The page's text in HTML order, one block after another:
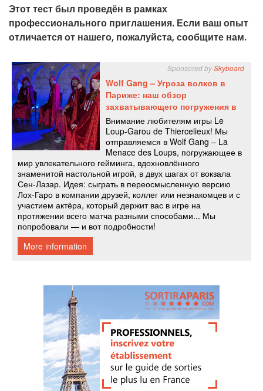
Этот тест был проведён в рамках
профессионального приглашения. Если ваш опыт
отличается от нашего, пожалуйста, сообщите нам.